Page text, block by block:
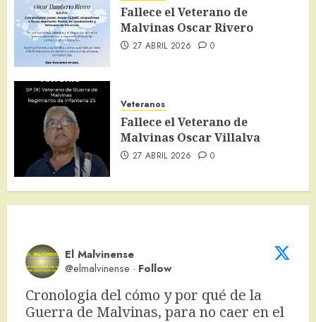
Fallece el Veterano de
Malvinas Oscar Rivero
27 ABRIL 2026 0
Veteranos
Fallece el Veterano de
Malvinas Oscar Villalva
27 ABRIL 2026 0
El Malvinense
@elmalvinense · Follow
Cronologia del cómo y por qué de la
Guerra de Malvinas, para no caer en el